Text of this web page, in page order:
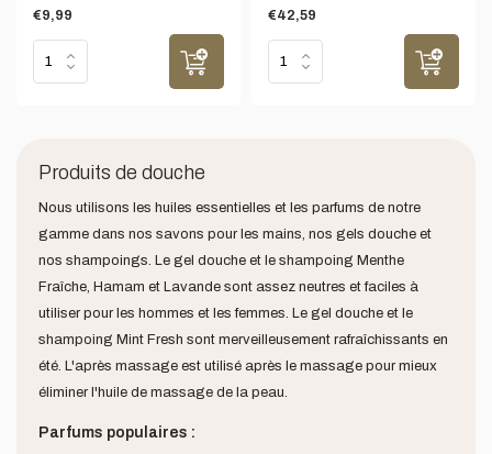
€9,99
€42,59
Produits de douche
Nous utilisons les huiles essentielles et les parfums de notre
gamme dans nos savons pour les mains, nos gels douche et
nos shampoings. Le gel douche et le shampoing Menthe
Fraîche, Hamam et Lavande sont assez neutres et faciles à
utiliser pour les hommes et les femmes. Le gel douche et le
shampoing Mint Fresh sont merveilleusement rafraîchissants en
été. L'après massage est utilisé après le massage pour mieux
éliminer l'huile de massage de la peau.
Parfums populaires :